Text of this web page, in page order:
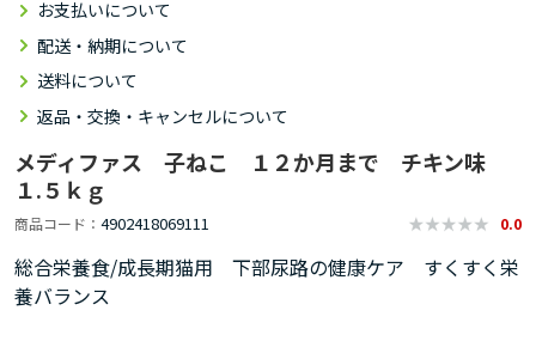
お支払いについて
配送・納期について
送料について
返品・交換・キャンセルについて
メディファス 子ねこ １２か月まで チキン味
１.５ｋｇ
商品コード 4902418069111 0.0
総合栄養食/成長期猫用 下部尿路の健康ケア すくすく栄
養バランス